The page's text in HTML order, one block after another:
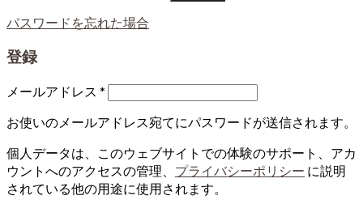
パスワードを忘れた場合
登録
メールアドレス *
お使いのメールアドレス宛てにパスワードが送信されます。
個人データは、このウェブサイトでの体験のサポート、アカ
ウントへのアクセスの管理、 プライバシーポリシー に説明
されている他の用途に使用されます。